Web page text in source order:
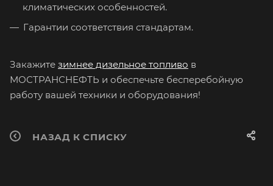
климатических особенностей.
Гарантии соответствия стандартам.
Закажите зимнее дизельное топливо в
МОСТРАНСНЕФТЬ и обеспечьте бесперебойную
работу вашей техники и оборудования!
НАЗАД К СПИСКУ